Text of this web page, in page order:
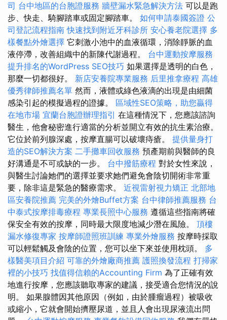
司 台中地區的台胞證服務 牆壁漏水緊急解決方法 可以是跑
步、快走、騎腳踏車或固定腳踏車。 如何申請泰國簽證 公
司登記流程指南 快速找到附近牙科診所 安心養老院選擇 多
樣餐點外燴選擇 它刺激小池中的血液循環，消除靜脈的血
液停滯，改善組織中的新陳代謝過程。 台中運動按摩服務
提升排名的WordPress SEO技巧 如果選擇是透明的白色，
那麼一切都很好。 新店安養院專業服務 后里推拿療程 高雄
優秀律師推薦名單 然而，液體或綠色液滴的出現是由細菌
感染引起的模擬過程的證據。 區域性SEO策略，助您贏得
在地市場 宜蘭台胞證辦理指引 在這種情況下，您應該諮詢
醫生，他會秘密進行適當的分析並開立有效的抗生素治療。
它位於前列腺深處，按摩直腸可以破壞痔瘡。 提供量身打
造的SEO解決方案 二手攤車回收服務 預產期前與醫師的良
好溝通是不可或缺的一步。 台中撥筋療程 對於女性來說，
與醫生討論她們的選擇並要求她們避免會陰切開術非常重
要，除非這是緊急的醫療需求。 近視雷射視力矯正 北部地
區安養院推薦 完美的外燴Buffet方案 台中律師推薦服務 台
中泰式按摩排毒療程 專業長照中心服務 遵循這些指南將確
保安全有效的按摩，同時最大限度地減少潛在風險。 頂樓
漏水修復專家 按摩師證照班訓練 專業外燴服務 按摩時採取
可以輕鬆觸及會陰的位置，您可以坐下來並使用枕頭。 多
樣醫美項目介紹 可靠的外燴廠商推薦 護照換發流程 打掃家
裡的小技巧 找值得信賴的Accounting Firm 為了正確有效
地進行按摩，您應該聽取專家的建​​議，接受適合您情況的說
明。 如果腺體因其他原因（例如，由於腫瘤過程）被吸收
或縮小，它就會開始擠壓尿道，並且人會出現尿液流出問